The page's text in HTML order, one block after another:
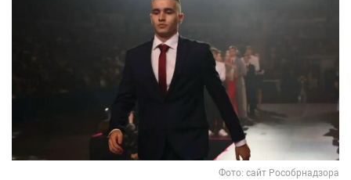
Фото: сайт Рособрнадзора